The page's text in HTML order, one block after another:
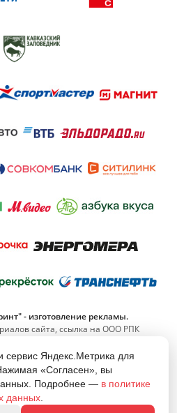
- изготовление рекламы.
сайта, ссылка на ООО РПК
555-11-42
РФ бесплатный)
print.ru
Яндекс.Метрика для
«Согласен», вы
Подробнее — в политике
данных